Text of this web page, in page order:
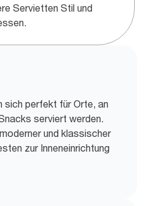
Servietten Stil und
sich perfekt für Orte, an
serviert werden.
und klassischer
zur Inneneinrichtung